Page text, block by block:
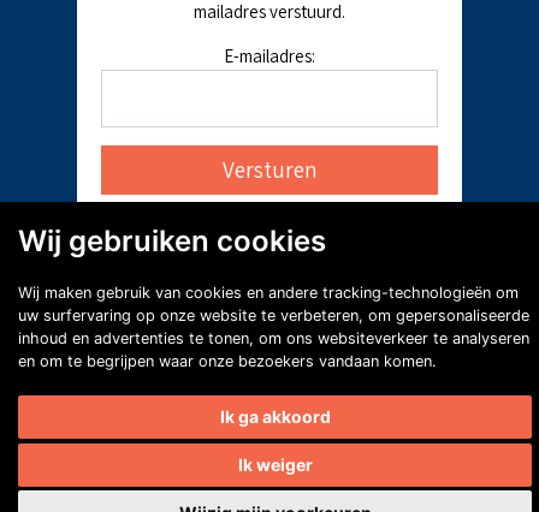
mailadres verstuurd.
E-mailadres:
Wij gebruiken cookies
Wij maken gebruik van cookies en andere tracking-technologieën om
uw surfervaring op onze website te verbeteren, om gepersonaliseerde
inhoud en advertenties te tonen, om ons websiteverkeer te analyseren
en om te begrijpen waar onze bezoekers vandaan komen.
Ik ga akkoord
Ik weiger